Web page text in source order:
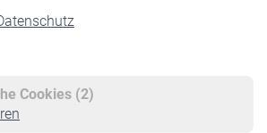
Cookies (2)